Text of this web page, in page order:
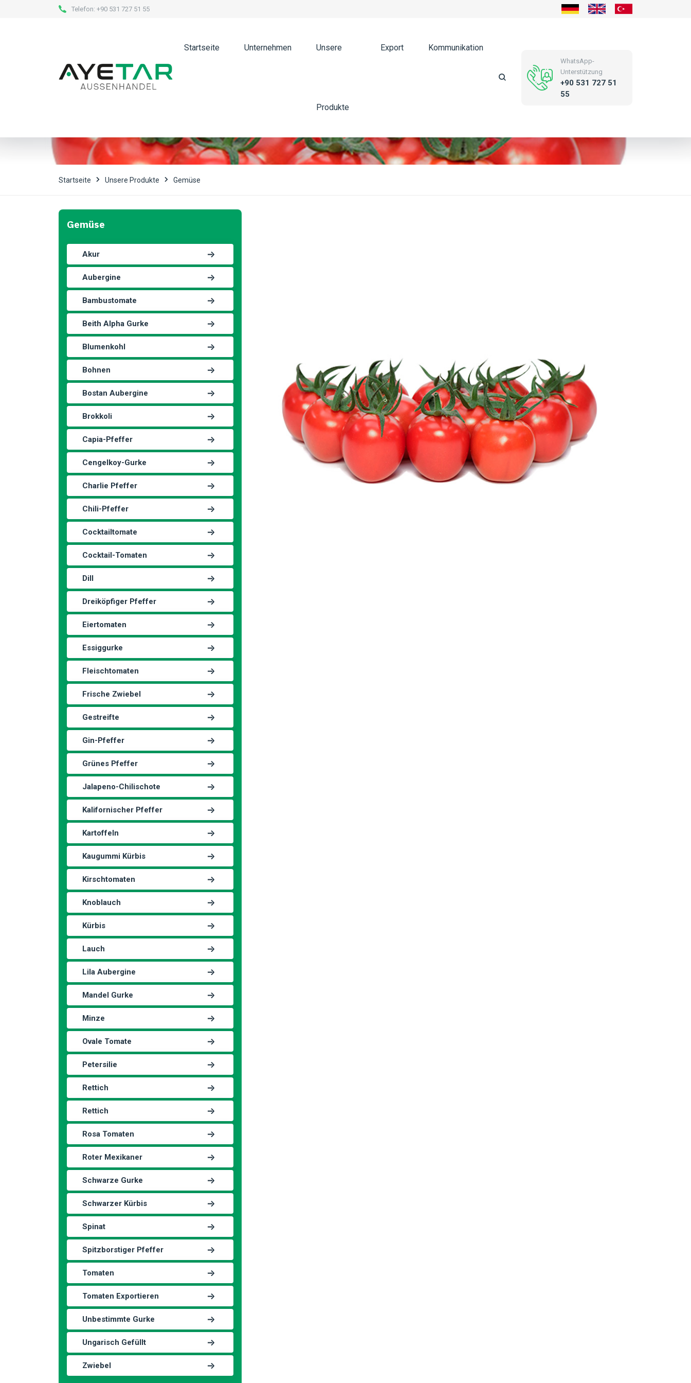
Telefon: +90 531 727 51 55
Startseite Unternehmen Unsere
Produkte
Export Kommunikation
WhatsApp-
Unterstützung
+90 531 727 51
55
Startseite Unsere Produkte Gemüse
Gemüse
Akur
Aubergine
Bambustomate
Beith Alpha Gurke
Blumenkohl
Bohnen
Bostan Aubergine
Brokkoli
Capia-Pfeffer
Cengelkoy-Gurke
Charlie Pfeffer
Chili-Pfeffer
Cocktailtomate
Cocktail-Tomaten
Dill
Dreiköpfiger Pfeffer
Eiertomaten
Essiggurke
Fleischtomaten
Frische Zwiebel
Gestreifte
Gin-Pfeffer
Grünes Pfeffer
Jalapeno-Chilischote
Kalifornischer Pfeffer
Kartoffeln
Kaugummi Kürbis
Kirschtomaten
Knoblauch
Kürbis
Lauch
Lila Aubergine
Mandel Gurke
Minze
Ovale Tomate
Petersilie
Rettich
Rettich
Rosa Tomaten
Roter Mexikaner
Schwarze Gurke
Schwarzer Kürbis
Spinat
Spitzborstiger Pfeffer
Tomaten
Tomaten Exportieren
Unbestimmte Gurke
Ungarisch Gefüllt
Zwiebel